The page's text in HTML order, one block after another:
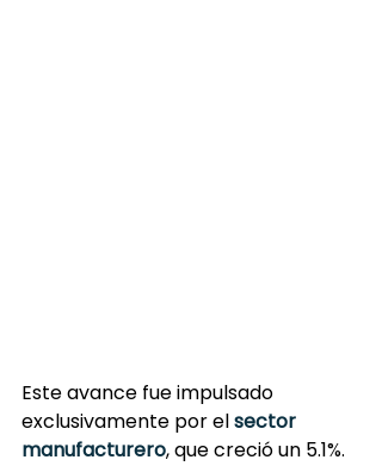
Este avance fue impulsado
exclusivamente por el sector
manufacturero, que creció un 5.1%.